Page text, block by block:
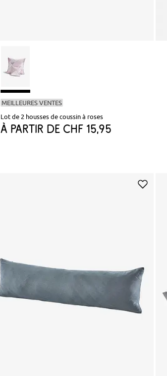
MEILLEURES VENTES
Lot de 2 housses de coussin à roses
à partir de CHF 15,95